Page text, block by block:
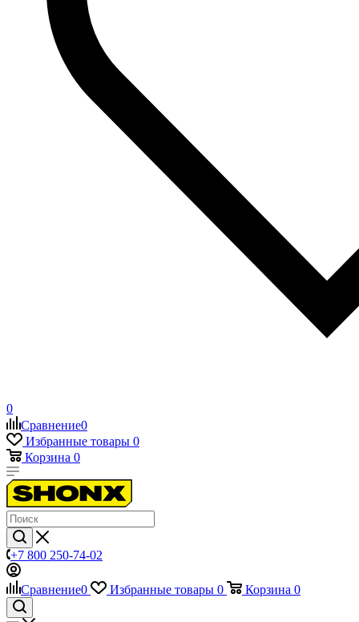
0
Сравнение0
Избранные товары 0
Корзина 0
+7 800 250-74-02
Сравнение0 Избранные товары 0 Корзина 0